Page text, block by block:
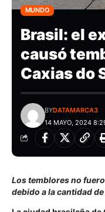
MUNDO
Brasil: el
causó
Caxias do
14 MAYO, 2024
BYDATAMARCA3
Los temblores no
debido a la cantidad